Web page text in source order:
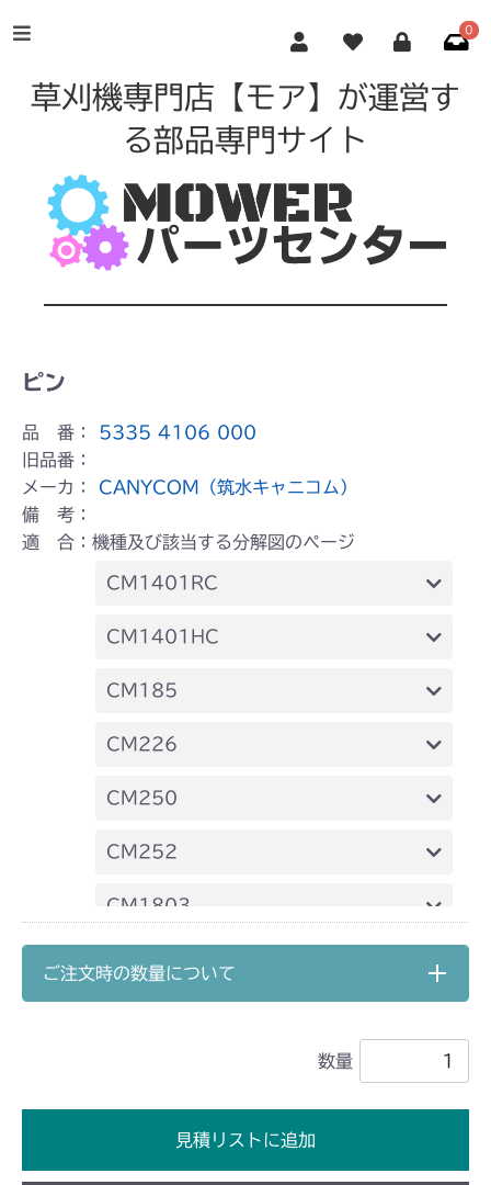
0
草刈機専門店【モア】が運営す
る部品専門サイト
ピン
品 番：
5335 4106 000
旧品番：
メーカ： CANYCOM（筑水キャニコム）
備 考：
適 合：機種及び該当する分解図のページ
CM1401RC
本体 FIG23 刈刃カバー
CM1401HC
本体 FIG26 刈刃カバー
CM185
本体 FIG27 刈刃カバー(標準)
CM226
本体 FIG38 刈刃カバー(標準)
CM250
本体 FIG25 刈刃カバー
CM252
本体 FIG27 刈刃カバー
CM1803
本体 FIG38 刈刃カバー(CE)
本体 FIG39 刈刃カバー(CE USA)
本体 FIG23 刈刃カバー(標準)
CM2203YC/YCV/YCV1
ご注文時の数量について
数量
見積リストに追加